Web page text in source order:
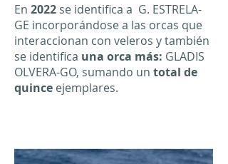
En 2022 se identifica a G. ESTRELA-
GE incorporándose a las orcas que
interaccionan con veleros y también
se identifica una orca más: GLADIS
OLVERA-GO, sumando un total de
quince ejemplares.